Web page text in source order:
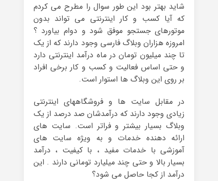
شاید بهتر بود این طور سوال را مطرح می کردم
که آیا کسب و کار اینترنتی می تواند بدون
موتورهای جستجو موفق شود و دوام بیاورد ؟
امروزه هزاران وبلاگ فارسی وجود دارند که از یک
تا چند میلیون تومان در ماه درآمد اینترنتی دارد
و حتی اساس فعالیت و کسب و کار برخی افراد
بر روی این وبلاگ ها استوار است.
در مقابل سایت ها و فروشگاههای اینترنتی
زیادی وجود دارند که درآمدشان صد درصد از یک
وبلاگ بسیار بیشتر و فراتر است. سایت های
ارائه دهنده خدمات و به ویژه سایت های
آموزشی با خدمات مفید ، با کیفیت ، درآمد
بسیار بالا و حتی چند میلیارد تومانی دارند . این
درآمد از کجا حاصل می شود؟